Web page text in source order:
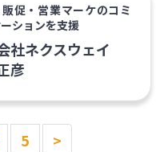
促・営業マーケのコミ
ションを支援
社ネクスウェイ
彦
5 >